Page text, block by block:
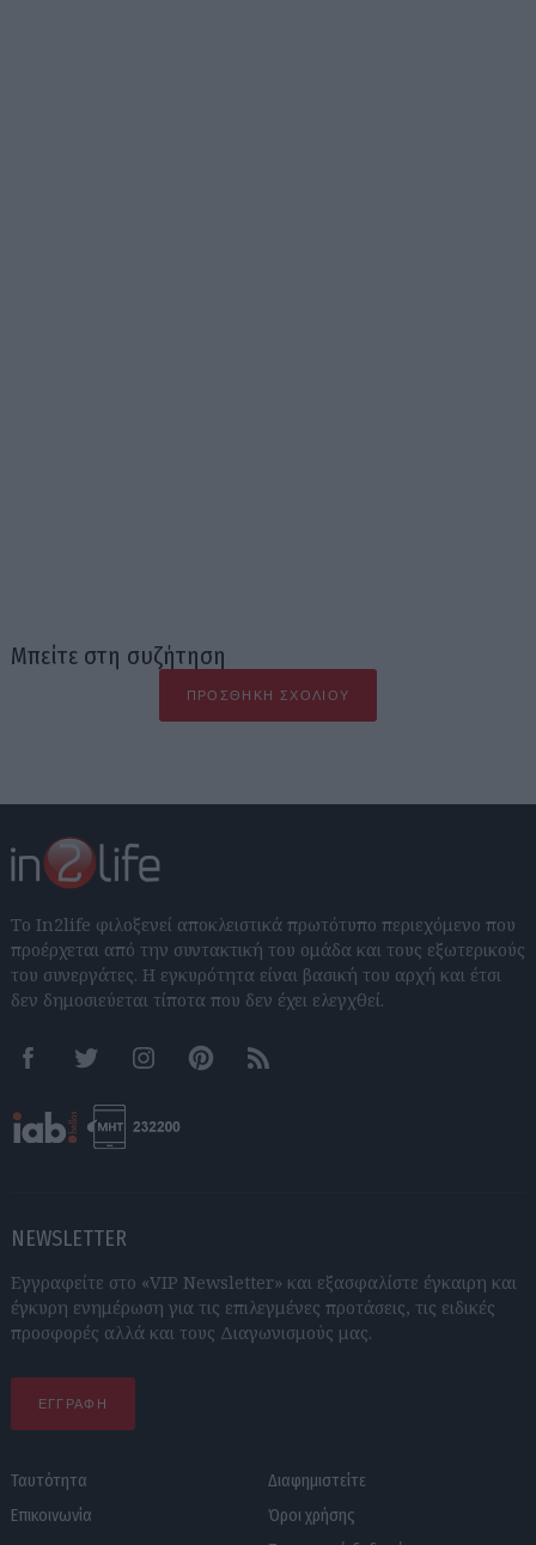
Μπείτε στη συζήτηση
ΠΡΟΣΘΉΚΗ ΣΧΟΛΊΟΥ
Το In2life φιλοξενεί αποκλειστικά πρωτότυπο περιεχόμενο που
προέρχεται από την συντακτική του ομάδα και τους εξωτερικούς
του συνεργάτες. Η εγκυρότητα είναι βασική του αρχή και έτσι
δεν δημοσιεύεται τίποτα που δεν έχει ελεγχθεί.
FacebookTwitter InstagramPinterestRSS feeds
NEWSLETTER
Εγγραφείτε στο «VIP Newsletter» και εξασφαλίστε έγκαιρη και
έγκυρη ενημέρωση για τις επιλεγμένες προτάσεις, τις ειδικές
προσφορές αλλά και τους Διαγωνισμούς μας.
ΕΓΓΡΑΦΗ
Ταυτότητα
Επικοινωνία
Διαφημιστείτε
Όροι χρήσης